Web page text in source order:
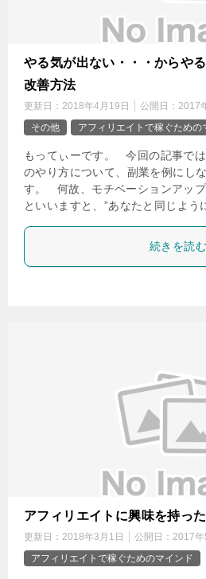
やる気が出ない・・・からや
改善方法
更新日： 2018年4月19日 公開日： 2017
その他
アフィリエイトで稼ぐための
もってぃーです。 今回の記事で
のやり方について、副業を例にし
す。 何故、モチベーションアッ
といいますと、”あなたと同じよ
続きを読む
アフィリエイトに興味を持っ
更新日： 2018年3月1日 公開日： 2017年
アフィリエイトで稼ぐためのマインド